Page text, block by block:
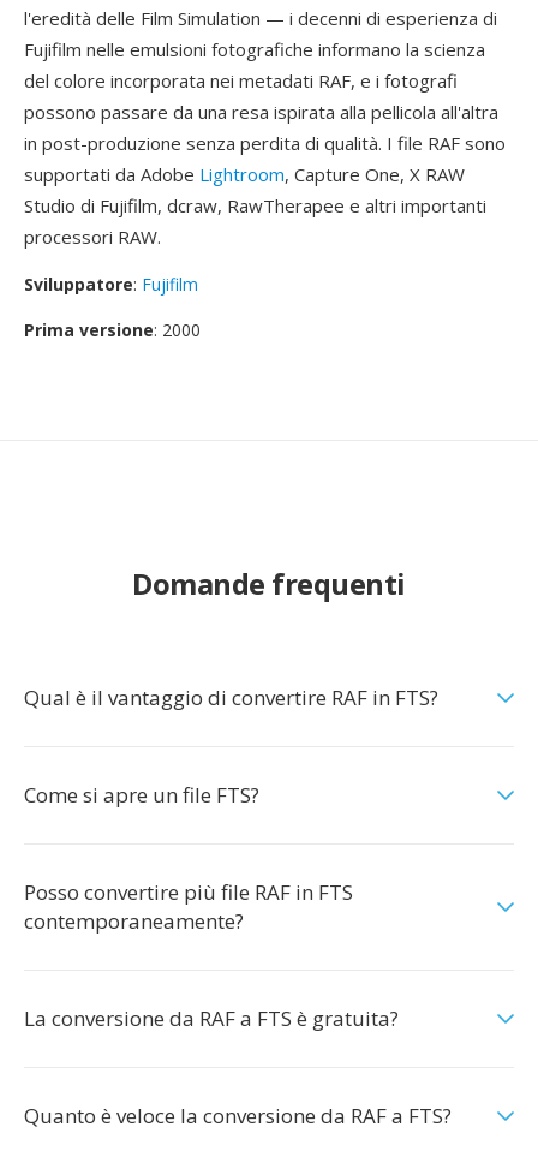
l'eredità delle Film Simulation — i decenni di esperienza di
Fujifilm nelle emulsioni fotografiche informano la scienza
del colore incorporata nei metadati RAF, e i fotografi
possono passare da una resa ispirata alla pellicola all'altra
in post-produzione senza perdita di qualità. I file RAF sono
supportati da Adobe Lightroom, Capture One, X RAW
Studio di Fujifilm, dcraw, RawTherapee e altri importanti
processori RAW.
Sviluppatore: Fujifilm
Prima versione: 2000
Domande frequenti
Qual è il vantaggio di convertire RAF in FTS?
Come si apre un file FTS?
Posso convertire più file RAF in FTS
contemporaneamente?
La conversione da RAF a FTS è gratuita?
Quanto è veloce la conversione da RAF a FTS?